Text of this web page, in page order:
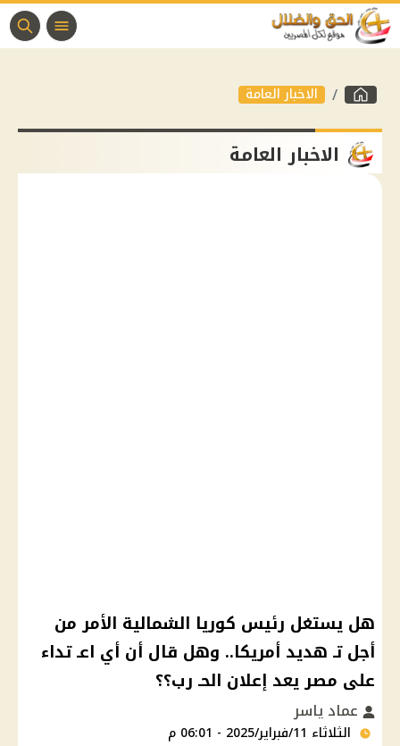
الاخبار العامة
الاخبار العامة
هل يستغل رئيس كوريا الشمالية الأمر من
أجل تـ هديد أمريكا.. وهل قال أن أي اعـ تداء
على مصر يعد إعلان الحـ رب؟؟
عماد ياسر
الثلاثاء 11/فبراير/2025 - 06:01 م